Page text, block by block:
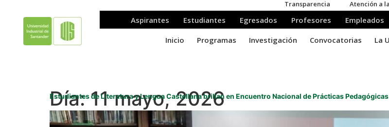
Día:11 mayo, 2026
Estudiantes de Literatura y Lengua Castellana brillan en Encuentro Nacional de Prácticas Pedagógicas